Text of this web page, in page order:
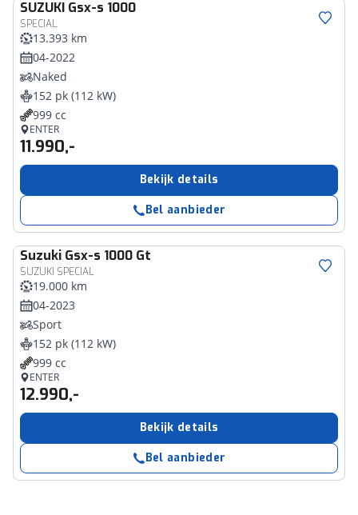
SUZUKI Gsx-s 1000
SPECIAL
13.393 km
04-2022
Naked
152 pk (112 kW)
999 cc
ENTER
11.990,-
Bekijk details
Bel aanbieder
Suzuki Gsx-s 1000 Gt
SUZUKI SPECIAL
19.000 km
04-2023
Sport
152 pk (112 kW)
999 cc
ENTER
12.990,-
Bekijk details
Bel aanbieder